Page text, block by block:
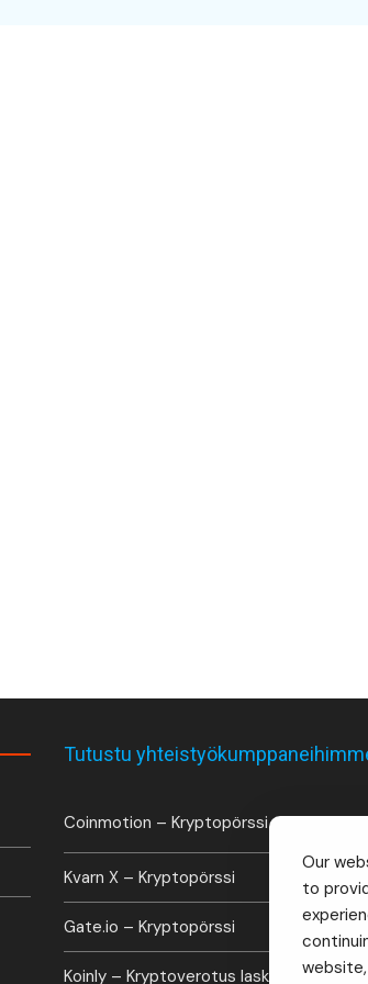
Tutustu
Coinmotion – Kryptopörssi
Kvarn X – Kryptopörssi
Gate.io – Kryptopörssi
Koinly – Kryptoverotus laskuri
Our
to